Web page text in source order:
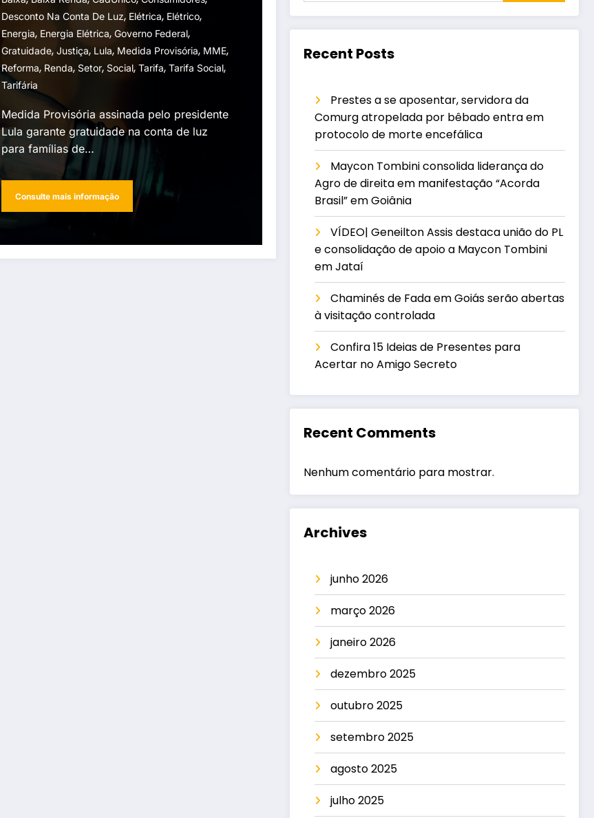
Desconto Na Conta De Luz, Elétrica, Elétrico,
Energia, Energia Elétrica, Governo Federal,
Gratuidade, Justiça, Lula, Medida Provisória, MME,
Reforma, Renda, Setor, Social, Tarifa, Tarifa Social,
Tarifária
Medida Provisória assinada pelo presidente
Lula garante gratuidade na conta de luz
para famílias de…
Consulte mais informação
Recent Posts
Prestes a se aposentar, servidora da
Comurg atropelada por bêbado entra em
protocolo de morte encefálica
Maycon Tombini consolida liderança do
Agro de direita em manifestação “Acorda
Brasil” em Goiânia
VÍDEO| Geneilton Assis destaca união do PL
e consolidação de apoio a Maycon Tombini
em Jataí
Chaminés de Fada em Goiás serão abertas
à visitação controlada
Confira 15 Ideias de Presentes para
Acertar no Amigo Secreto
Recent Comments
Nenhum comentário para mostrar.
Archives
junho 2026
março 2026
janeiro 2026
dezembro 2025
outubro 2025
setembro 2025
agosto 2025
julho 2025